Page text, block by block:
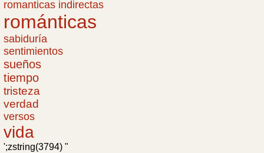
romanticas indirectas
románticas
sabiduría
sentimientos
sueños
tiempo
tristeza
verdad
versos
vida
';zstring(3794) "